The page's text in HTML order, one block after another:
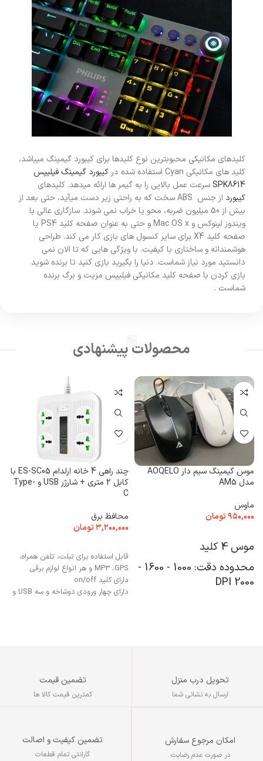
کلیدهای مکانیکی محبوبترین نوع کلیدها برای کیبورد گیمینگ میباشد،
کلید های مکانیکی Cyan استفاده شده در
کیبورد گیمینگ فیلیپس
SPK8614سرعت عمل بالایی را به گیمر ها ارائه میدهد. کلیدهای
کیبورد
از جنس ABS سخت که به راحتی زیر دست میآید، حتی بعد از
بیش از 50 میلیون ضربه، محو یا خراب نمی شوند. سازگاری عالی با
ویندوز لینوکس و Mac OS x و حتی به عنوان صفحه کلید PS4 یا
صفحه کلید X4 برای سایر کنسول های بازی کار می کند. طراحی
هوشمندانه و ساختاری با کیفیت. با ویژگی هایی که تا الان نمی
دانستید مورد نیاز شماست. دنیا را بگیرید بازی کنید تا برنده شوید
بازی کردن با صفحه کلید مکانیکی فیلیپس مزیت و برگ برنده
شماست .
محصولات پیشنهادی
موس گیمینگ سیم دار AOQELO
مدل AM5
ماوس
۹۵۰,۰۰۰تومان
موس 4 کلید
محدوده دقت: 1000 - 1600 -
2000 DPI
چند راهی 4 خانه ارلدام ES-SC05 با
کابل 2 متری + شارژر USB و Type-
C
محافظ برق
۳,۲۰۰,۰۰۰تومان
قابل استفاده برای تبلت، تلفن همراه،
MP3 ،GPS و هر انواع لوازم برقی
دارای کلید on/off
دارای چهار ورودی دوشاخه و سه USB و
تحویل درب منزل
ارسال به نشانی شما
تضمین قیمت
کمترین قیمت کالا ها
امکان مرجوع سفارش
در صورت عدم رضایت
تضمین کیفیت و اصالت
گارانتی تمام قطعات